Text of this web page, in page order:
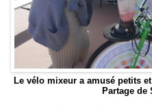
Le vélo mixeur a amusé petits
Partage de